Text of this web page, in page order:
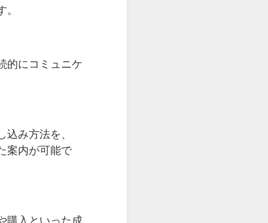
。
的にコミュニケ
み方法を、
案内が可能で
購入といった成